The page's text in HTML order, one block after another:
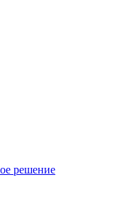
решение